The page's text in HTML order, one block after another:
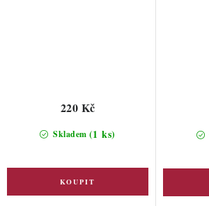
Skladem (1 ks)
220 Kč